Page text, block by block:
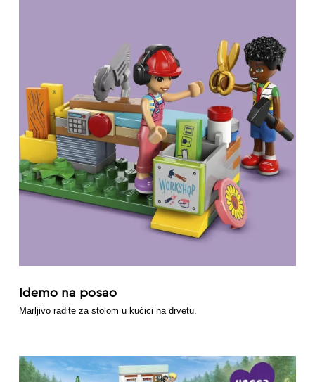
Idemo na posao
Marljivo radite za stolom u kućici na drvetu.